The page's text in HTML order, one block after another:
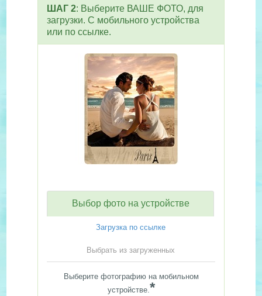
ШАГ 2: Выберите ВАШЕ ФОТО, для
загрузки. С мобильного устройства
или по ссылке.
Выбор фото на устройстве
Загрузка по ссылке
Выбрать из загруженных
Выберите фотографию на мобильном
устройстве.*